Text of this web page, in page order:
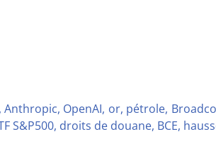
OpenAI, or, pétrole,
S&P500, droits de douane, BCE,